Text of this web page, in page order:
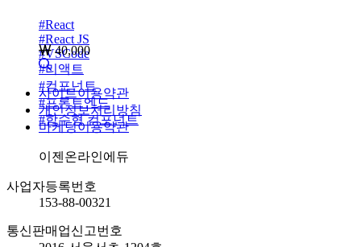
#React
#React JS
#VSCode
#리액트
#컴포넌트
#프론트엔드
#함수형 컴포넌트
40,000
사이트이용약관
개인정보처리방침
마케팅이용약관
회사명이젠온라인에듀
사업자등록번호
153-88-00321
통신판매업신고번호